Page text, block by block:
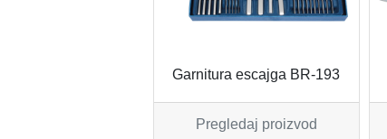
Garnitura escajga BR-193
Pregledaj proizvod